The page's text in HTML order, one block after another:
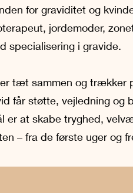
for graviditet og
jordemoder,
specialisering i gravide.
tæt sammen og trækker
får støtte, vejledning og
er at skabe tryghed,
– fra de første uger og